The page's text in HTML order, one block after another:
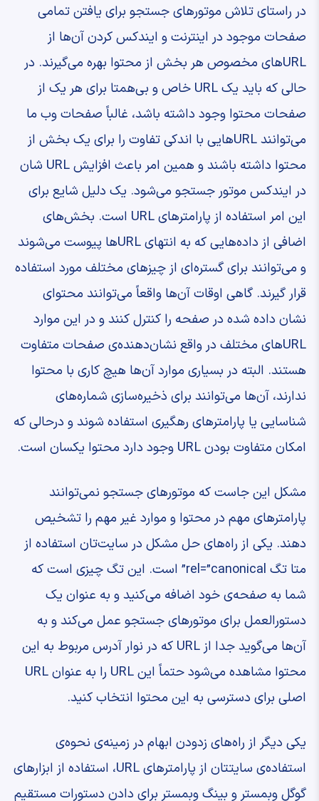
در راستای تلاش موتورهای جستجو برای یافتن تمامی
صفحات موجود در اینترنت و ایندکس کردن آن‌ها از
URLهای مخصوص هر بخش از محتوا بهره می‌گیرند. در
حالی‌ که باید یک URL خاص و بی‌همتا برای هر یک از
صفحات محتوا وجود داشته باشد، غالباً صفحات وب ما
می‌توانند URLهایی با اندکی تفاوت را برای یک بخش از
محتوا داشته باشند و همین امر باعث افزایش URL شان
در ایندکس موتور جستجو می‌شود. یک دلیل شایع برای
این امر استفاده از پارامترهای URL است. بخش‌های
اضافی از داده‌هایی که به انتهای URLها پیوست می‌شوند
و می‌توانند برای گستره‌ای از چیزهای مختلف مورد استفاده
قرار گیرند. گاهی اوقات آن‌ها واقعاً می‌توانند محتوای
نشان داده شده در صفحه را کنترل کنند و در این موارد
URLهای مختلف در واقع نشان‌دهنده‌ی صفحات متفاوت
هستند. البته در بسیاری موارد آن‌ها هیچ کاری با محتوا
ندارند، آن‌ها می‌توانند برای ذخیره‌سازی شماره‌های
شناسایی یا پارامترهای رهگیری استفاده شوند و درحالی ‌که
امکان متفاوت بودن URL وجود دارد محتوا یکسان است.
مشکل این ‌جاست که موتورهای جستجو نمی‌توانند
پارامترهای مهم در محتوا و موارد غیر مهم را تشخیص
دهند. یکی از راه‌های حل مشکل در سایت‌تان استفاده از
متا تگ rel=”canonical” است. این تگ چیزی است که
شما به صفحه‌ی خود اضافه می‌کنید و به عنوان یک
دستورالعمل برای موتورهای جستجو عمل می‌کند و به
آن‌ها می‌گوید جدا از URL که در نوار آدرس مربوط به این
محتوا مشاهده می‌شود حتماً این URL را به عنوان URL
اصلی برای دسترسی به این محتوا انتخاب کنید.
یکی دیگر از راه‌های زدودن ابهام در زمینه‌ی نحوه‌ی
استفاده‌ی سایتتان از پارامترهای URL، استفاده از ابزارهای
گوگل وبمستر و بینگ وبمستر برای دادن دستورات مستقیم